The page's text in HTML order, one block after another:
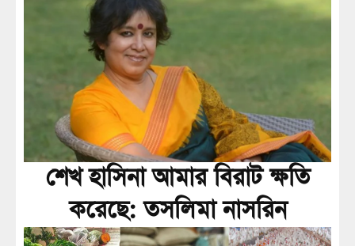
শেখ হাসিনা আমার বিরাট ক্ষতি
করেছে: তসলিমা নাসরিন